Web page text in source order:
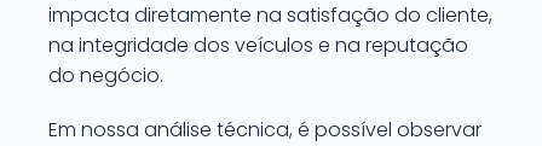
impacta diretamente na satisfação do cliente,
na integridade dos veículos e na reputação
do negócio.
Em nossa análise técnica, é possível observar